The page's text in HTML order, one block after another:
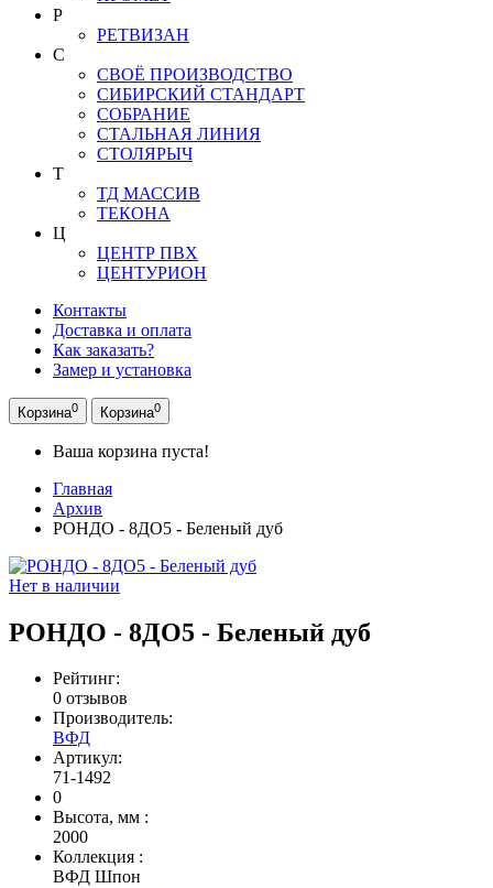
Р
РЕТВИЗАН
С
СВОЁ ПРОИЗВОДСТВО
СИБИРСКИЙ СТАНДАРТ
СОБРАНИЕ
СТАЛЬНАЯ ЛИНИЯ
СТОЛЯРЫЧ
Т
ТД МАССИВ
ТЕКОНА
Ц
ЦЕНТР ПВХ
ЦЕНТУРИОН
Контакты
Доставка и оплата
Как заказать?
Замер и установка
Корзина0 Корзина0
Ваша корзина пуста!
Главная
Архив
РОНДО - 8ДО5 - Беленый дуб
Нет в наличии
РОНДО - 8ДО5 - Беленый дуб
Рейтинг:
0 отзывов
Производитель:
ВФД
Артикул:
71-1492
0
Высота, мм :
2000
Коллекция :
ВФД Шпон